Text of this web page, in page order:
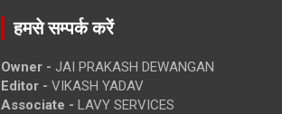
हमसे सम्पर्क करें
Owner - JAI PRAKASH DEWANGAN
Editor - VIKASH YADAV
Associate - LAVY SERVICES